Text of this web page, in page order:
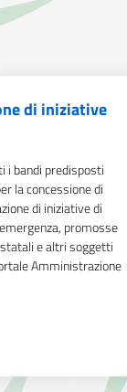
di iniziative
i bandi predisposti
la concessione di
di iniziative di
promosse
e altri soggetti
Amministrazione
I